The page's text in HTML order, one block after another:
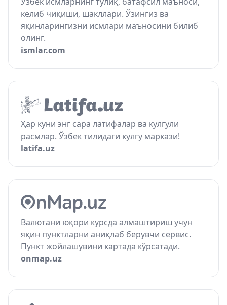
келиб чиқиши, шакллари. Ўзингиз ва
яқинларингизни исмлари маъносини билиб
олинг.
ismlar.com
Ҳар куни энг сара латифалар ва кулгули
расмлар. Ўзбек тилидаги кулгу маркази!
latifa.uz
Валютани юқори курсда алмаштириш учун
яқин пунктларни аниқлаб берувчи сервис.
Пункт жойлашувини картада кўрсатади.
onmap.uz